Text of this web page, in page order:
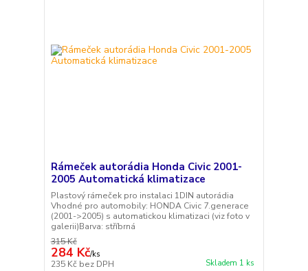
Rámeček autorádia Honda Civic 2001-
2005 Automatická klimatizace
Plastový rámeček pro instalaci 1DIN autorádia
Vhodné pro automobily: HONDA Civic 7.generace
(2001->2005) s automatickou klimatizaci (viz foto v
galerii)Barva: stříbrná
315 Kč
284 Kč/ks
235 Kč bez DPH Skladem 1 ks